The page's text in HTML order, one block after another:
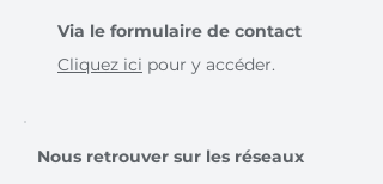
Via le formulaire de contact
Cliquez ici pour y accéder.
Nous retrouver sur les réseaux